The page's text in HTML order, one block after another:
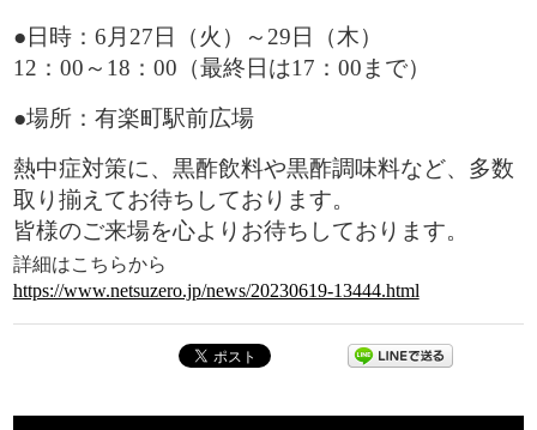
●日時：6月27日（火）～29日（木）
12：00～18：00（最終日は17：00まで）
●場所：有楽町駅前広場
熱中症対策に、黒酢飲料や黒酢調味料など、多数
取り揃えてお待ちしております。
皆様のご来場を心よりお待ちしております。
詳細はこちらから
https://www.netsuzero.jp/news/20230619-13444.html